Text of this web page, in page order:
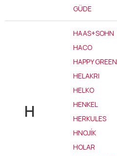
GÜDE
H
HAAS+SOHN
HACO
HAPPY GREEN
HELAKRI
HELKO
HENKEL
HERKULES
HNOJÍK
HOLAR